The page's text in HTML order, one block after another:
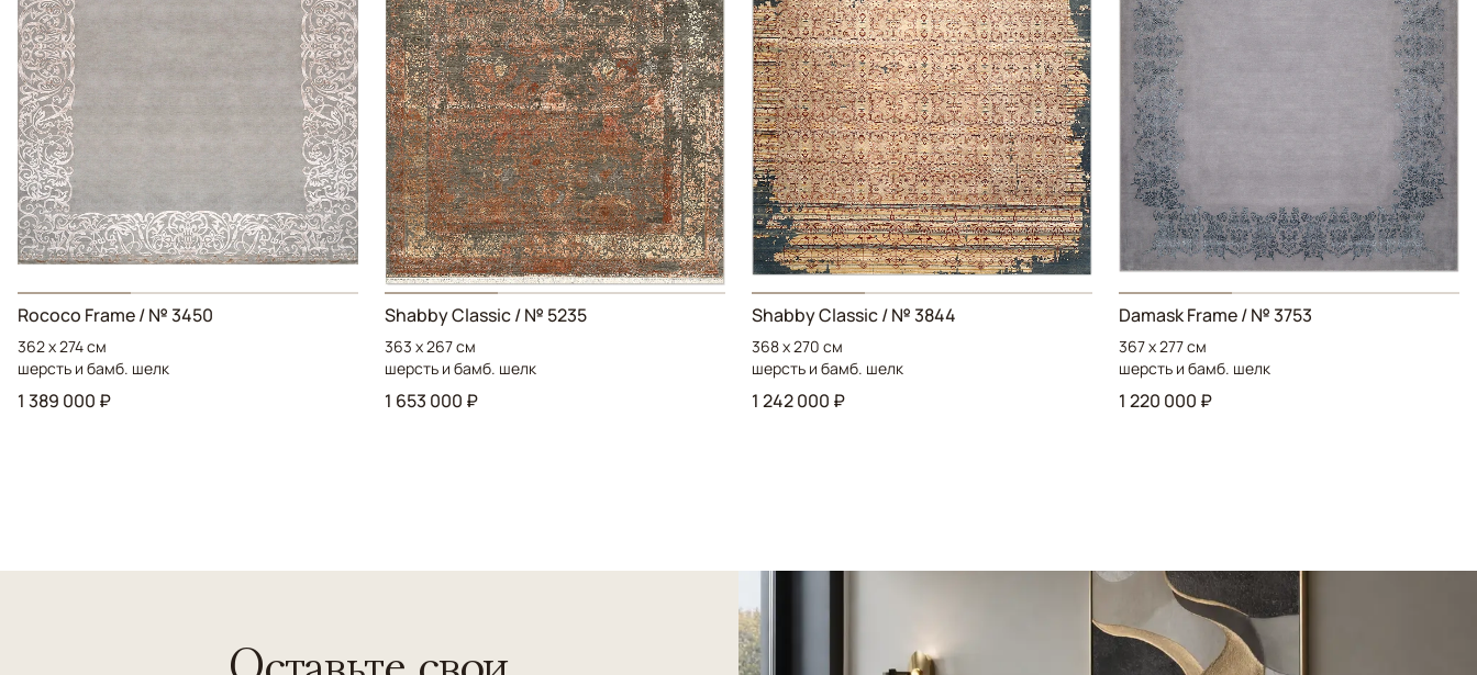
Rococo Frame / № 3450
362 x 274 см
шерсть и бамб. шелк
1 389 000 ₽
Shabby Classic / № 5235
363 x 267 см
шерсть и бамб. шелк
1 653 000 ₽
Shabby Classic / № 3844
368 x 270 см
шерсть и бамб. шелк
1 242 000 ₽
Damask Frame / № 3753
367 x 277 см
шерсть и бамб. шелк
1 220 000 ₽